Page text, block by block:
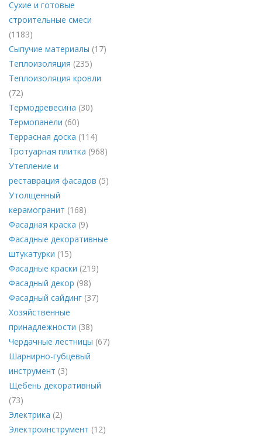
Сухие и готовые
строительные смеси
(1183)
Сыпучие материалы (17)
Теплоизоляция (235)
Теплоизоляция кровли
(72)
Термодревесина (30)
Термопанели (60)
Террасная доска (114)
Тротуарная плитка (968)
Утепление и
реставрация фасадов (5)
Утолщенный
керамогранит (168)
Фасадная краска (9)
Фасадные декоративные
штукатурки (15)
Фасадные краски (219)
Фасадный декор (98)
Фасадный сайдинг (37)
Хозяйственные
принадлежности (38)
Чердачные лестницы (67)
Шарнирно-губцевый
инструмент (3)
Щебень декоративный
(73)
Электрика (2)
Электроинструмент (12)